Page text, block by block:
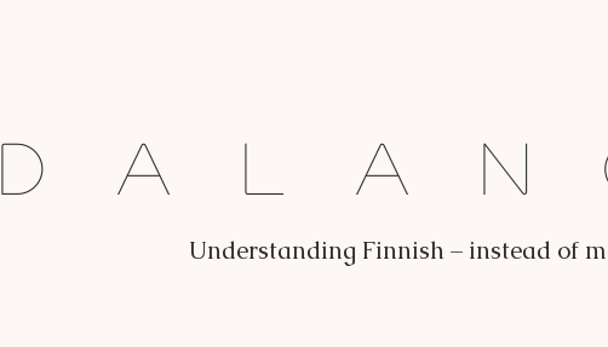
Understanding Finnish – instead of